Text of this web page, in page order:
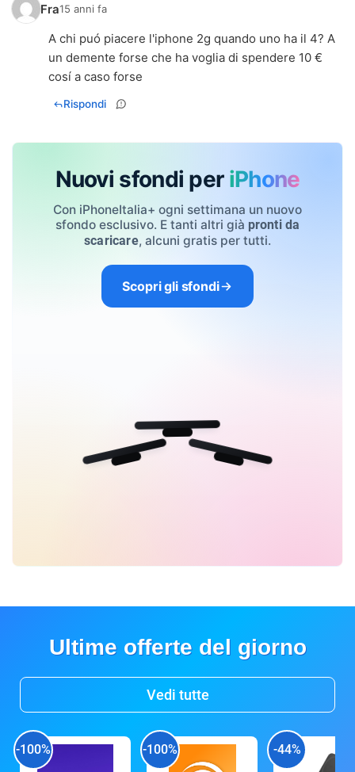
Fra15 anni fa
A chi puó piacere l'iphone 2g quando uno ha il 4? A
un demente forse che ha voglia di spendere 10 €
cosí a caso forse
Rispondi
Nuovi sfondi per iPhone
Con iPhoneItalia+ ogni settimana un nuovo
sfondo esclusivo. E tanti altri già pronti da
scaricare, alcuni gratis per tutti.
Scopri gli sfondi
Ultime offerte del giorno
Vedi tutte
-100% -100% -44%